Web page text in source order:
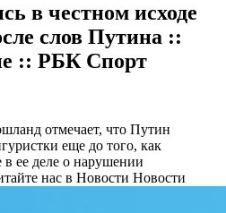
в честном исходе
слов Путина ::
:: РБК Спорт
отмечает, что Путин
еще до того, как
ее деле о нарушении
нас в Новости Новости